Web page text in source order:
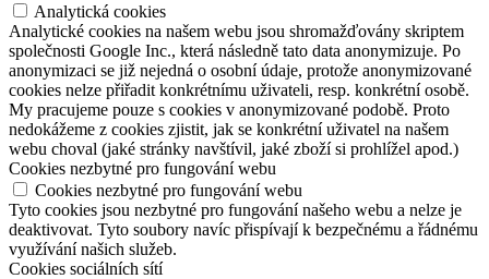
Analytická cookies
Analytické cookies na našem webu jsou shromažďovány skriptem
společnosti Google Inc., která následně tato data anonymizuje. Po
anonymizaci se již nejedná o osobní údaje, protože anonymizované
cookies nelze přiřadit konkrétnímu uživateli, resp. konkrétní osobě.
My pracujeme pouze s cookies v anonymizované podobě. Proto
nedokážeme z cookies zjistit, jak se konkrétní uživatel na našem
webu choval (jaké stránky navštívil, jaké zboží si prohlížel apod.)
Cookies nezbytné pro fungování webu
Cookies nezbytné pro fungování webu
Tyto cookies jsou nezbytné pro fungování našeho webu a nelze je
deaktivovat. Tyto soubory navíc přispívají k bezpečnému a řádnému
využívání našich služeb.
Cookies sociálních sítí